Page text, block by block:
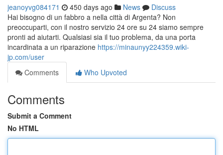
jeanoyvg084171 450 days ago News
Discuss
Hai bisogno di un fabbro a nella città di Argenta? Non
preoccuparti, con il nostro servizio 24 ore su 24 siamo sempre
pronti ad aiutarti. Qualsiasi sia il tuo problema, da una porta
incardinata a un riparazione https://minaunyy224359.wiki-
jp.com/user
Comments
Who Upvoted
Comments
Submit a Comment
No HTML